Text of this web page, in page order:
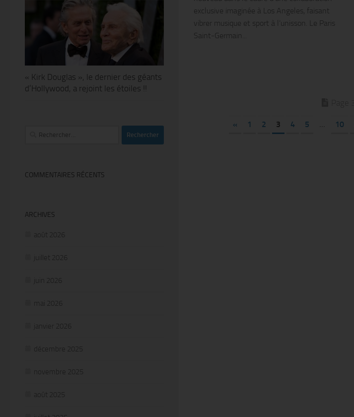
exclusive imaginée à Los Angeles, faisant
vibrer musique et sport à l’unisson. Le Paris
Saint-Germain...
« 1 2 3 4 5 10
« Kirk Douglas », le dernier des géants
d’Hollywood, a rejoint les étoiles !!
Rechercher :
COMMENTAIRES RÉCENTS
ARCHIVES
août 2026
juillet 2026
juin 2026
mai 2026
janvier 2026
décembre 2025
novembre 2025
août 2025